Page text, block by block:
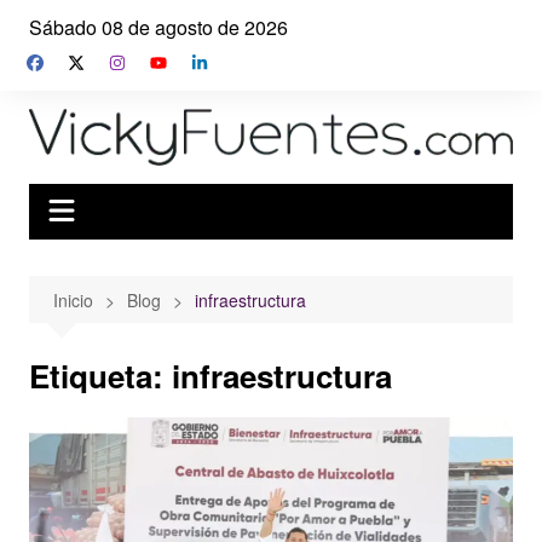
Saltar
contenido
Sábado 08 de agosto de 2026
Inicio Blog infraestructura
Etiqueta: infraestructura